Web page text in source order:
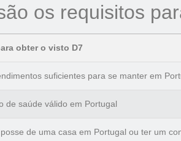
os requisitos
obter o visto D7
suficientes para se manter em
de saúde válido em Portugal
de uma casa em Portugal ou ter um